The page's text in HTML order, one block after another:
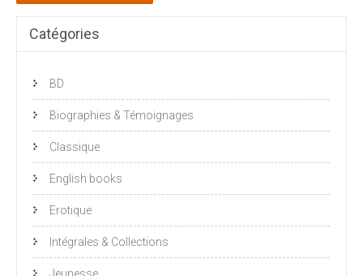
Catégories
BD
Biographies & Témoignages
Classique
English books
Erotique
Intégrales & Collections